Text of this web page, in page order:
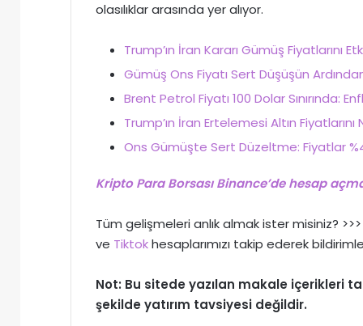
olasılıklar arasında yer alıyor.
Trump’ın İran Kararı Gümüş Fiyatlarını
Gümüş Ons Fiyatı Sert Düşüşün
Brent Petrol Fiyatı 100 Dolar Sınırında:
Trump’ın İran Ertelemesi Altın
Ons Gümüşte Sert Düzeltme: Fiyatlar
Kripto Para Borsası Binance’de hesap
Tüm gelişmeleri anlık almak ister misiniz?
ve Tiktokhesaplarımızı takip ederek
Not: Bu sitede yazılan makale içerikleri
şekilde yatırım tavsiyesi değildir.